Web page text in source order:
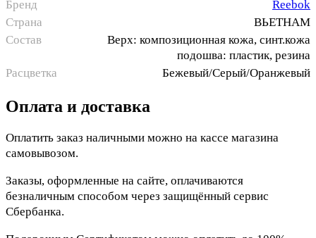
Бренд
Reebok
Страна
ВЬЕТНАМ
Состав
Верх: композиционная кожа, синт.кожа
подошва: пластик, резина
Расцветка
Бежевый/Серый/Оранжевый
Оплата и доставка
Оплатить заказ наличными можно на кассе магазина
самовывозом.
Заказы, оформленные на сайте, оплачиваются
безналичным способом через защищённый сервис
Сбербанка.